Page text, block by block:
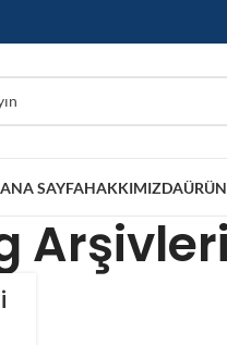
ANA SAYFAHAKKIMIZDA